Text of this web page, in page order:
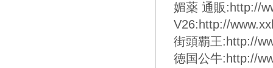
媚薬 通販:http://
V26:http://
街頭覇王:http://
徳国公牛:http://